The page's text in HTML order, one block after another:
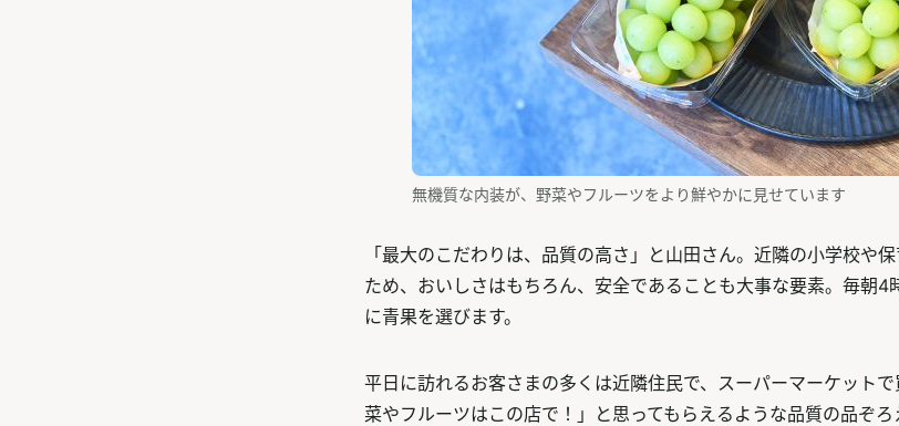
無機質な内装が、野菜やフルーツをより鮮やかに見せています
「最大のこだわりは、品質の高さ」と山田さん。近隣の小学校や
ため、おいしさはもちろん、安全であることも大事な要素。毎朝4
に青果を選びます。
平日に訪れるお客さまの多くは近隣住民で、スーパーマーケット
菜やフルーツはこの店で！」と思ってもらえるような品質の品ぞ